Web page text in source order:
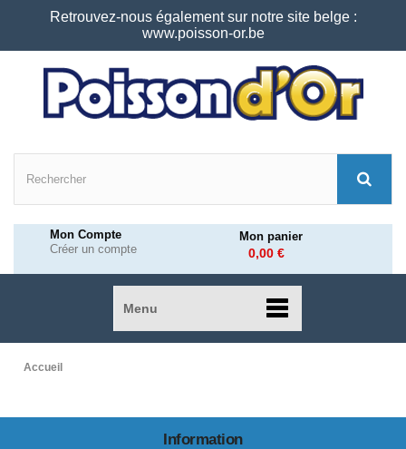
Retrouvez-nous également sur notre site belge :
www.poisson-or.be
Mon Compte
Créer un compte
Mon panier
0,00 €
Menu
Accueil
Information